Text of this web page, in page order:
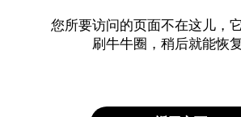
您所要访问的页面不在这儿，
刷牛牛圈，稍后就能恢